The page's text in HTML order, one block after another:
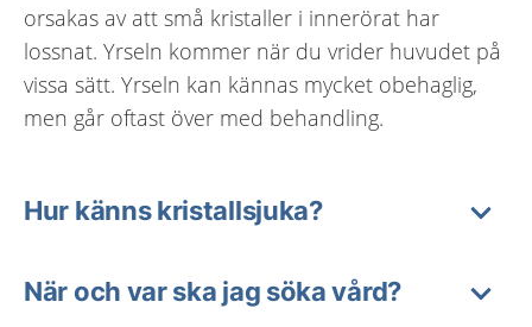
orsakas av att små kristaller i innerörat har
lossnat. Yrseln kommer när du vrider huvudet på
vissa sätt. Yrseln kan kännas mycket obehaglig,
men går oftast över med behandling.
Hur känns kristallsjuka?
När och var ska jag söka vård?